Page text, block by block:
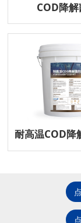
COD降